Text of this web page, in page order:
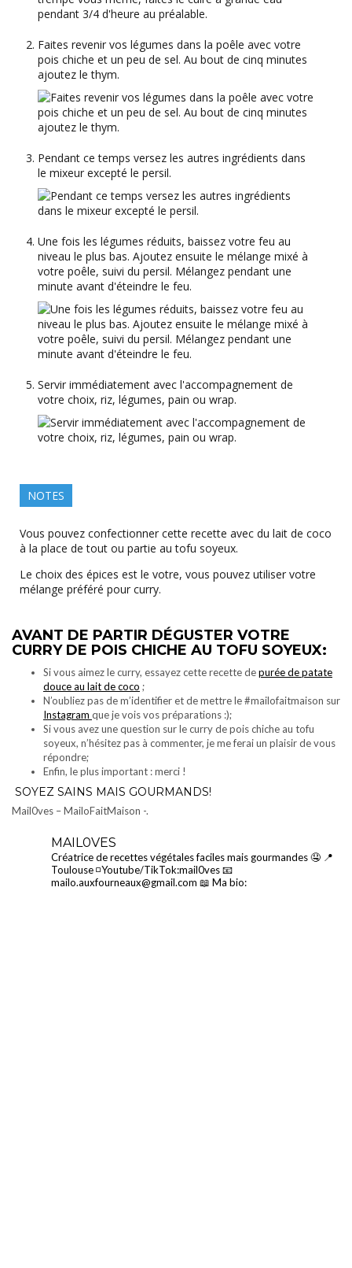
Faites revenir vos légumes dans la poêle avec votre
pois chiche et un peu de sel. Au bout de cinq minutes
ajoutez le thym.
Pendant ce temps versez les autres ingrédients dans
le mixeur excepté le persil.
Une fois les légumes réduits, baissez votre feu au
niveau le plus bas. Ajoutez ensuite le mélange mixé à
votre poêle, suivi du persil. Mélangez pendant une
minute avant d'éteindre le feu.
Servir immédiatement avec l'accompagnement de
votre choix, riz, légumes, pain ou wrap.
NOTES
Vous pouvez confectionner cette recette avec du lait de coco
à la place de tout ou partie au tofu soyeux.
Le choix des épices est le votre, vous pouvez utiliser votre
mélange préféré pour curry.
AVANT DE PARTIR DÉGUSTER VOTRE
CURRY DE POIS CHICHE AU TOFU SOYEUX:
Si vous aimez le curry, essayez cette recette depurée de patate
douce au lait de coco ;
N’oubliez pas de m’identifier et de mettre le #mailofaitmaison sur
Instagram que je vois vos préparations :);
Si vous avez une question sur le curry de pois chiche au tofu
soyeux, n’hésitez pas à commenter, je me ferai un plaisir de vous
répondre;
Enfin, le plus important : merci !
SOYEZ SAINS MAIS GOURMANDS!
Mail0ves – MailoFaitMaison -.
MAIL0VES
Créatrice de recettes végétales faciles mais gourmandes 🤤 📍
Toulouse◽Youtube/TikTok:mail0ves📧
mailo.auxfourneaux@gmail.com 📖 Ma bio: